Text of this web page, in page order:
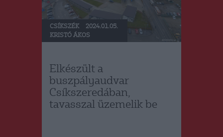
CSÍKSZÉK
2024.01.05.
KRISTÓ ÁKOS
Elkészült a
buszpályaudvar
Csíkszeredában,
tavasszal üzemelik be